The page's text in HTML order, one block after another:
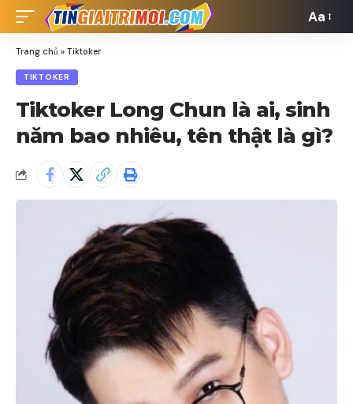
Font
Aa
Trang chủ » Tiktoker
TIKTOKER
Tiktoker Long Chun là ai, sinh
năm bao nhiêu, tên thật là gì?